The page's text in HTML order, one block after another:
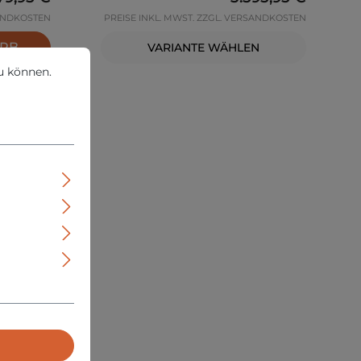
PREISE INKL. MWST. ZZGL. VERSANDKOSTEN
VARIANTE WÄHLEN
Mehr Informationen ...
können.